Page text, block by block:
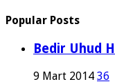
Popular Posts
Bedir Uhud
9 Mart 2014 36